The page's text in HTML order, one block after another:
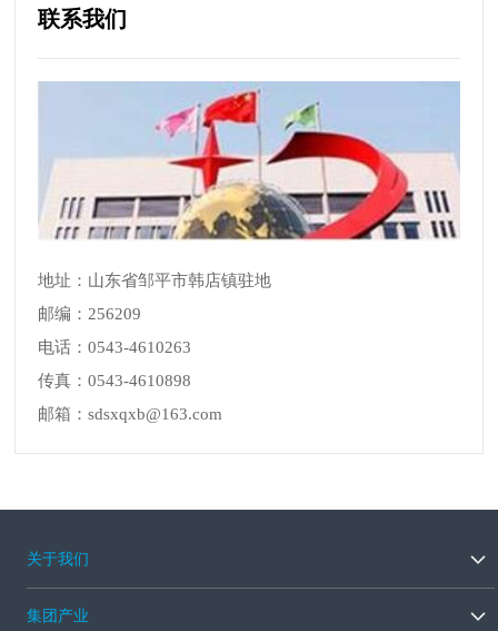
联系我们
地址：山东省邹平市韩店镇驻地
邮编：256209
电话：0543-4610263
传真：0543-4610898
邮箱：sdsxqxb@163.com
关于我们
集团产业